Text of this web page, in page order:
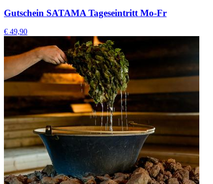
Gutschein SATAMA Tageseintritt Mo-Fr
€ 49,90